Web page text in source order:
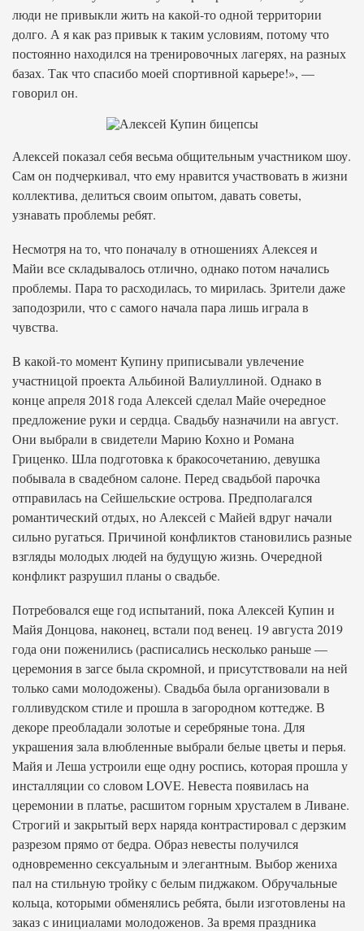
люди не привыкли жить на какой-то одной территории
долго. А я как раз привык к таким условиям, потому что
постоянно находился на тренировочных лагерях, на разных
базах. Так что спасибо моей спортивной карьере!», —
говорил он.
Алексей показал себя весьма общительным участником шоу.
Сам он подчеркивал, что ему нравится участвовать в жизни
коллектива, делиться своим опытом, давать советы,
узнавать проблемы ребят.
Несмотря на то, что поначалу в отношениях Алексея и
Майи все складывалось отлично, однако потом начались
проблемы. Пара то расходилась, то мирилась. Зрители даже
заподозрили, что с самого начала пара лишь играла в
чувства.
В какой-то момент Купину приписывали увлечение
участницой проекта Альбиной Валиуллиной. Однако в
конце апреля 2018 года Алексей сделал Майе очередное
предложение руки и сердца. Свадьбу назначили на август.
Они выбрали в свидетели Марию Кохно и Романа
Гриценко. Шла подготовка к бракосочетанию, девушка
побывала в свадебном салоне. Перед свадьбой парочка
отправилась на Сейшельские острова. Предполагался
романтический отдых, но Алексей с Майей вдруг начали
сильно ругаться. Причиной конфликтов становились разные
взгляды молодых людей на будущую жизнь. Очередной
конфликт разрушил планы о свадьбе.
Потребовался еще год испытаний, пока Алексей Купин и
Майя Донцова, наконец, встали под венец. 19 августа 2019
года они поженились (расписались несколько раньше —
церемония в загсе была скромной, и присутствовали на ней
только сами молодожены). Свадьба была организовали в
голливудском стиле и прошла в загородном коттедже. В
декоре преобладали золотые и серебряные тона. Для
украшения зала влюбленные выбрали белые цветы и перья.
Майя и Леша устроили еще одну роспись, которая прошла у
инсталляции со словом LOVE. Невеста появилась на
церемонии в платье, расшитом горным хрусталем в Ливане.
Строгий и закрытый верх наряда контрастировал с дерзким
разрезом прямо от бедра. Образ невесты получился
одновременно сексуальным и элегантным. Выбор жениха
пал на стильную тройку с белым пиджаком. Обручальные
кольца, которыми обменялись ребята, были изготовлены на
заказ с инициалами молодоженов. За время праздника